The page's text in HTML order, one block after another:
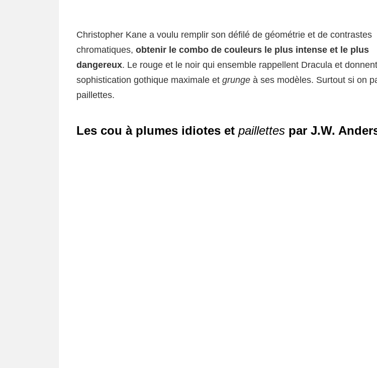
Christopher Kane a voulu remplir son défilé de géométrie et de contrastes
chromatiques, obtenir le combo de couleurs le plus intense et le plus
dangereux. Le rouge et le noir qui ensemble rappellent Dracula et
sophistication gothique maximale et grunge à ses modèles. Surtout si on
paillettes.
Les cou à plumes idiotes et paillettes par J.W.